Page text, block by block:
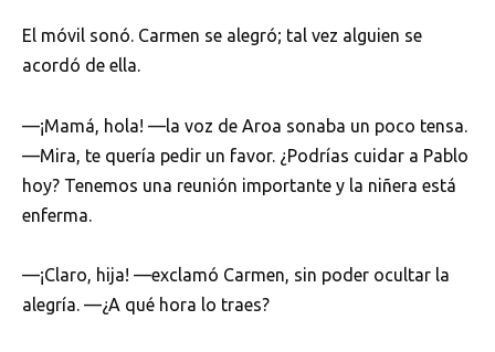
El móvil sonó. Carmen se alegró; tal vez alguien se
acordó de ella.
—¡Mamá, hola! —la voz de Aroa sonaba un poco tensa.
—Mira, te quería pedir un favor. ¿Podrías cuidar a Pablo
hoy? Tenemos una reunión importante y la niñera está
enferma.
—¡Claro, hija! —exclamó Carmen, sin poder ocultar la
alegría. —¿A qué hora lo traes?